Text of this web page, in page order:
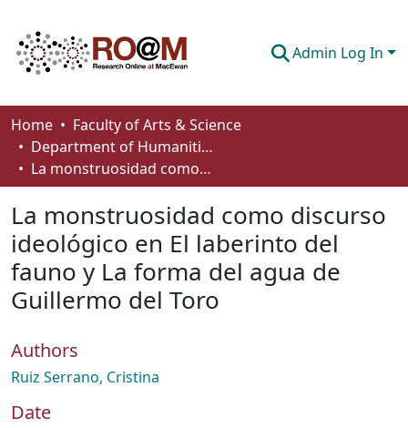
Admin Log In
Communities & Collections
Browse
About
How To Deposit
Home
Faculty of Arts & Science
Department of Humanities
La monstruosidad como discurso ideológico en El laberinto del fauno y La forma del agua de Guillermo del Toro
La monstruosidad como discurso
ideológico en El laberinto del
fauno y La forma del agua de
Guillermo del Toro
Authors
Ruiz Serrano, Cristina
Date